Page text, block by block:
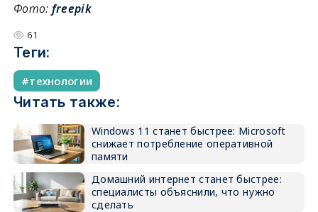
Фото: freepik
61
Теги:
технологии
Читать также:
Windows 11 станет быстрее: Microsoft
снижает потребление оперативной
памяти
Домашний интернет станет быстрее:
специалисты объяснили, что нужно
сделать